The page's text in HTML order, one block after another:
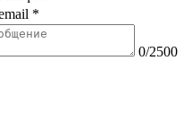
*
0/2500